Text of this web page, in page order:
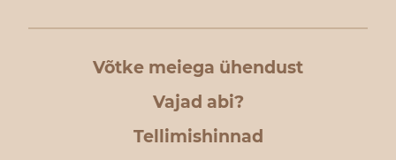
Võtke meiega ühendust
Vajad abi?
Tellimishinnad